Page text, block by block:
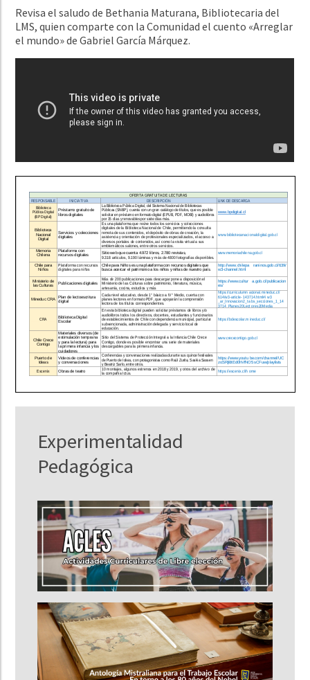
Revisa el saludo de Bethania Maturana, Bibliotecaria del
LMS, quien comparte con la Comunidad el cuento «Arreglar
el mundo» de Gabriel García Márquez.
Experimentalidad
Pedagógica